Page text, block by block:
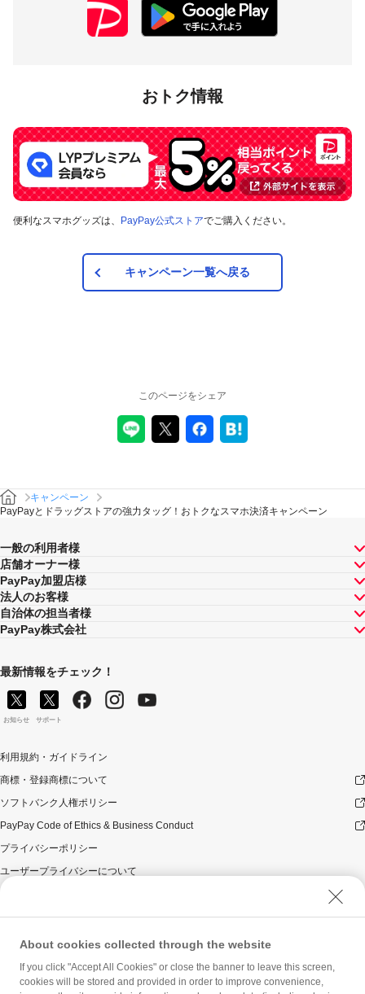
おトク情報
便利なスマホグッズは、 PayPay公式ストアでご購入ください。
キャンペーン一覧へ戻る
このページをシェア
キャンペーン
PayPayとドラッグストアの強力タッグ！おトクなスマホ決済キャンペーン
一般の利用者様
店舗オーナー様
PayPay加盟店様
法人のお客様
自治体の担当者様
PayPay株式会社
最新情報をチェック！
お知らせ サポート
利用規約・ガイドライン
商標・登録商標について
ソフトバンク人権ポリシー
PayPay Code of Ethics & Business Conduct
プライバシーポリシー
ユーザープライバシーについて
ウェブサイト利用規約
反社会的勢力に対する方針
勧誘方針
マネロン等基本方針
About cookies collected through the website
If you click "Accept All Cookies" or close the banner to leave this screen,
cookies will be stored and provided in order to improve convenience,